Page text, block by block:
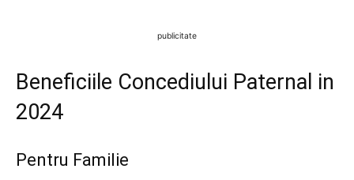
publicitate
Beneficiile Concediului Paternal in
2024
Pentru Familie